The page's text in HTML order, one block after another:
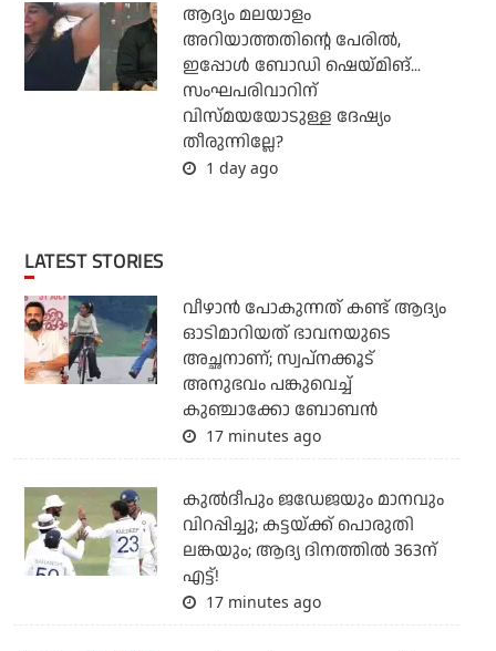
ആദ്യം മലയാളം
അറിയാത്തതിന്റെ പേരില്‍,
ഇപ്പോള്‍ ബോഡി ഷെയ്മിങ്...
സംഘപരിവാറിന്
വിസ്മയയോടുള്ള ദേഷ്യം
തീരുന്നില്ലേ?
1 day ago
LATEST STORIES
വീഴാന്‍ പോകുന്നത് കണ്ട് ആദ്യം
ഓടിമാറിയത് ഭാവനയുടെ
അച്ഛനാണ്; സ്വപ്‌നക്കൂട്
അനുഭവം പങ്കുവെച്ച്
കുഞ്ചാക്കോ ബോബന്‍
17 minutes ago
കുല്‍ദീപും ജഡേജയും മാനവും
വിറപ്പിച്ചു; കട്ടയ്ക്ക് പൊരുതി
ലങ്കയും; ആദ്യ ദിനത്തില്‍ 363ന്
എട്ട്!
17 minutes ago